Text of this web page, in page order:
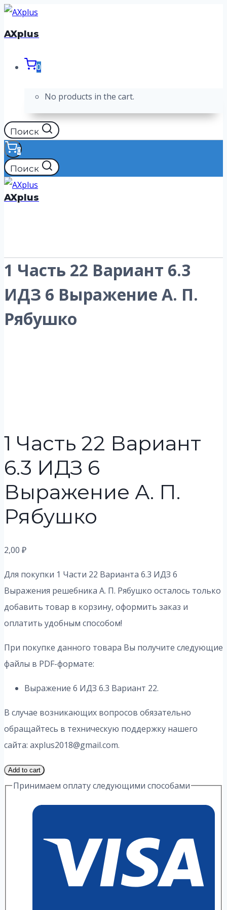
Перейти
к
AXplus
0
No products in the cart.
Поиск
0
Поиск
AXplus
1 Часть 22 Вариант 6.3
ИДЗ 6 Выражение А. П.
Рябушко
1 Часть 22 Вариант
6.3 ИДЗ 6
Выражение А. П.
Рябушко
2,00 ₽
Для покупки 1 Части 22 Варианта 6.3 ИДЗ 6
Выражения решебника А. П. Рябушко осталось только
добавить товар в корзину, оформить заказ и
оплатить удобным способом!
При покупке данного товара Вы получите следующие
файлы в PDF-формате:
Выражение 6 ИДЗ 6.3 Вариант 22.
В случае возникающих вопросов обязательно
обращайтесь в техническую поддержку нашего
сайта: axplus2018@gmail.com.
1
Часть
Add to cart
Принимаем оплату следующими способами